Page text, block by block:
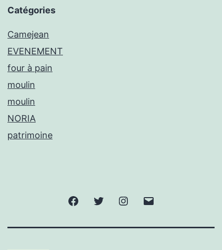
Catégories
Camejean
EVENEMENT
four à pain
moulin
moulin
NORIA
patrimoine
FacebookTwitter Instagram